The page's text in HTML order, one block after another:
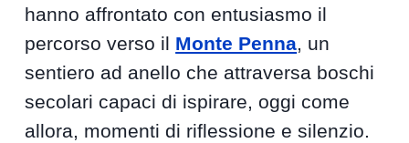
hanno affrontato con entusiasmo il
percorso verso il Monte Penna, un
sentiero ad anello che attraversa boschi
secolari capaci di ispirare, oggi come
allora, momenti di riflessione e silenzio.